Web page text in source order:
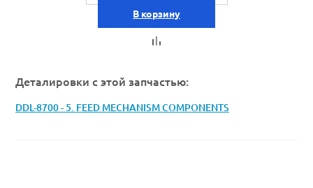
В корзину
Деталировки с этой запчастью:
DDL-8700 - 5. FEED MECHANISM COMPONENTS